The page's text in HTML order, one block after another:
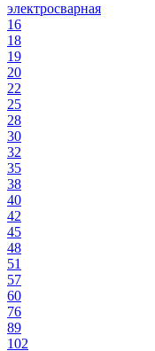
электросварная
16
18
19
20
22
25
28
30
32
35
38
40
42
45
48
51
57
60
76
89
102